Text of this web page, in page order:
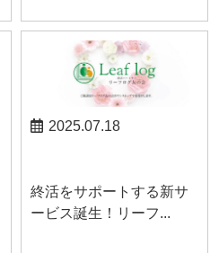
2025.07.18
終活をサポートする新サ
ービス誕生！リーフ...